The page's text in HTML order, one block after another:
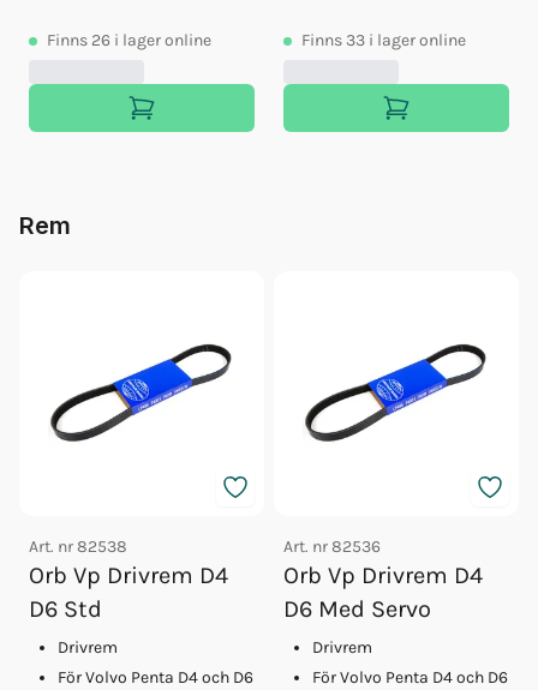
Finns 26 i lager online Finns 33 i lager online
Rem
Art. nr82538
Orb Vp Drivrem D4
D6 Std
Drivrem
För Volvo Penta D4 och D6
Art. nr82536
Orb Vp Drivrem D4
D6 Med Servo
Drivrem
För Volvo Penta D4 och D6